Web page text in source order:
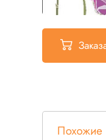
Похожие